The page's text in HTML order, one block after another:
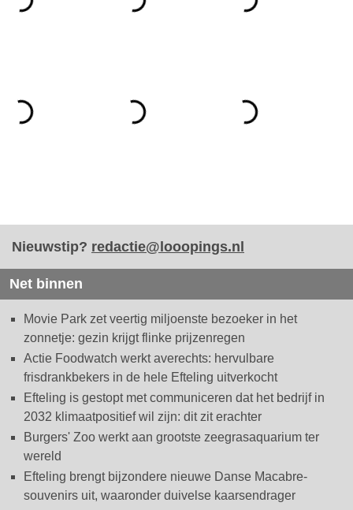
Nieuwstip? redactie@looopings.nl
Net binnen
Movie Park zet veertig miljoenste bezoeker in het
zonnetje: gezin krijgt flinke prijzenregen
Actie Foodwatch werkt averechts: hervulbare
frisdrankbekers in de hele Efteling uitverkocht
Efteling is gestopt met communiceren dat het bedrijf in
2032 klimaatpositief wil zijn: dit zit erachter
Burgers' Zoo werkt aan grootste zeegrasaquarium ter
wereld
Efteling brengt bijzondere nieuwe Danse Macabre-
souvenirs uit, waaronder duivelse kaarsendrager